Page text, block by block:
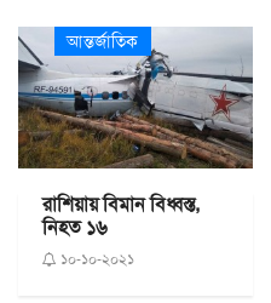
আন্তর্জাতিক
রাশিয়ায় বিমান বিধ্বস্ত,
নিহত ১৬
১০-১০-২০২১